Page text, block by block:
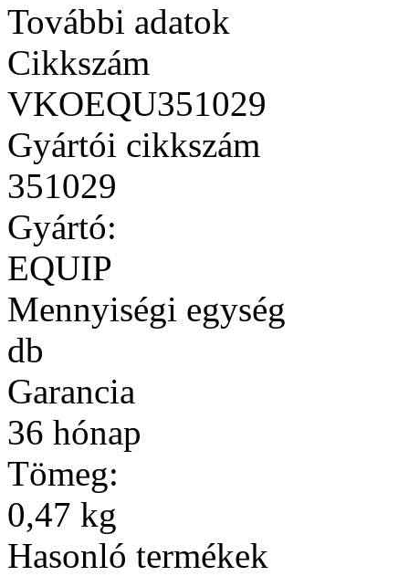
További adatok
Cikkszám
VKOEQU351029
Gyártói cikkszám
351029
Gyártó:
EQUIP
Mennyiségi egység
db
Garancia
36 hónap
Tömeg:
0,47 kg
Hasonló termékek